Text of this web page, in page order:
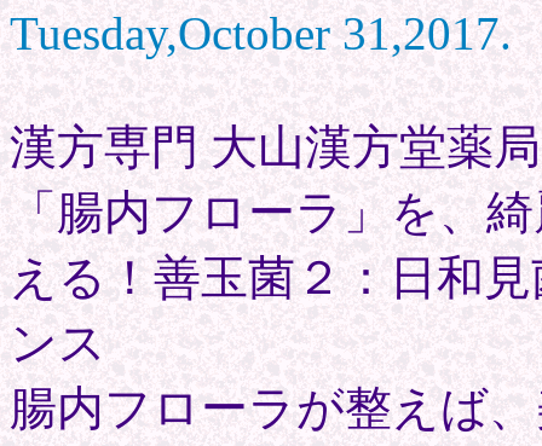
Tuesday,October 31,2017.
漢方専門 大山漢方堂薬
「腸内フローラ」を、
える！善玉菌２：日和
ンス
腸内フローラが整えば